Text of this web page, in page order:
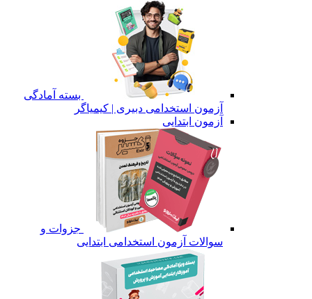
بسته آمادگی
آزمون استخدامی دبیری | کیمیاگر
آزمون ابتدایی
جزوات و
سوالات آزمون استخدامی ابتدایی